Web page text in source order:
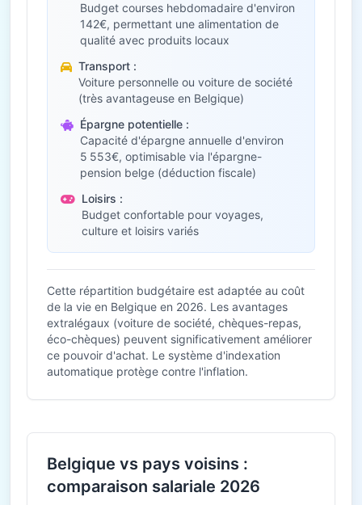
Budget courses hebdomadaire d'environ
142€, permettant une alimentation de
qualité avec produits locaux
Transport :
Voiture personnelle ou voiture de société
(très avantageuse en Belgique)
Épargne potentielle :
Capacité d'épargne annuelle d'environ
5 553€, optimisable via l'épargne-
pension belge (déduction fiscale)
Loisirs :
Budget confortable pour voyages,
culture et loisirs variés
Cette répartition budgétaire est adaptée au coût
de la vie en Belgique en 2026. Les avantages
extralégaux (voiture de société, chèques-repas,
éco-chèques) peuvent significativement améliorer
ce pouvoir d'achat. Le système d'indexation
automatique protège contre l'inflation.
Belgique vs pays voisins :
comparaison salariale 2026